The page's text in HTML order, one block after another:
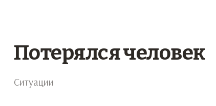
Потерялся человек
Ситуации